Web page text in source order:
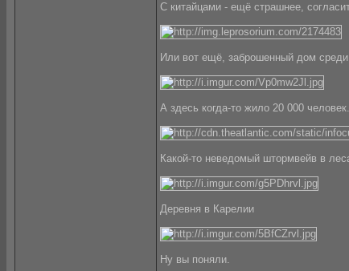
С китайцами - ещё страшнее,
Или вот ещё, заброшенный дом
А здесь когда-то жило 20 000
Какой-то неведомый штормвейв в
Деревня в Карелии
Ну вы поняли.